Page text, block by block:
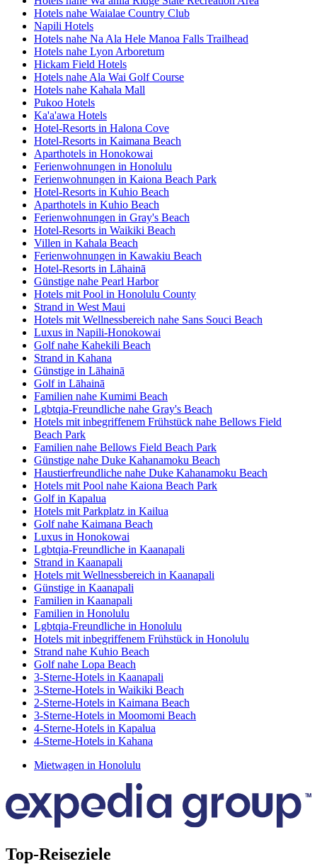
Hotels nahe Waialae Country Club
Napili Hotels
Hotels nahe Na Ala Hele Manoa Falls Trailhead
Hotels nahe Lyon Arboretum
Hickam Field Hotels
Hotels nahe Ala Wai Golf Course
Hotels nahe Kahala Mall
Pukoo Hotels
Ka'a'awa Hotels
Hotel-Resorts in Halona Cove
Hotel-Resorts in Kaimana Beach
Aparthotels in Honokowai
Ferienwohnungen in Honolulu
Ferienwohnungen in Kaiona Beach Park
Hotel-Resorts in Kuhio Beach
Aparthotels in Kuhio Beach
Ferienwohnungen in Gray's Beach
Hotel-Resorts in Waikiki Beach
Villen in Kahala Beach
Ferienwohnungen in Kawakiu Beach
Hotel-Resorts in Lāhainā
Günstige nahe Pearl Harbor
Hotels mit Pool in Honolulu County
Strand in West Maui
Hotels mit Wellnessbereich nahe Sans Souci Beach
Luxus in Napili-Honokowai
Golf nahe Kahekili Beach
Strand in Kahana
Günstige in Lāhainā
Golf in Lāhainā
Familien nahe Kumimi Beach
Lgbtqia-Freundliche nahe Gray's Beach
Hotels mit inbegriffenem Frühstück nahe Bellows Field
Beach Park
Familien nahe Bellows Field Beach Park
Günstige nahe Duke Kahanamoku Beach
Haustierfreundliche nahe Duke Kahanamoku Beach
Hotels mit Pool nahe Kaiona Beach Park
Golf in Kapalua
Hotels mit Parkplatz in Kailua
Golf nahe Kaimana Beach
Luxus in Honokowai
Lgbtqia-Freundliche in Kaanapali
Strand in Kaanapali
Hotels mit Wellnessbereich in Kaanapali
Günstige in Kaanapali
Familien in Kaanapali
Familien in Honolulu
Lgbtqia-Freundliche in Honolulu
Hotels mit inbegriffenem Frühstück in Honolulu
Strand nahe Kuhio Beach
Golf nahe Lopa Beach
3-Sterne-Hotels in Kaanapali
3-Sterne-Hotels in Waikiki Beach
2-Sterne-Hotels in Kaimana Beach
3-Sterne-Hotels in Moomomi Beach
4-Sterne-Hotels in Kapalua
4-Sterne-Hotels in Kahana
Mietwagen in Honolulu
Top-Reiseziele